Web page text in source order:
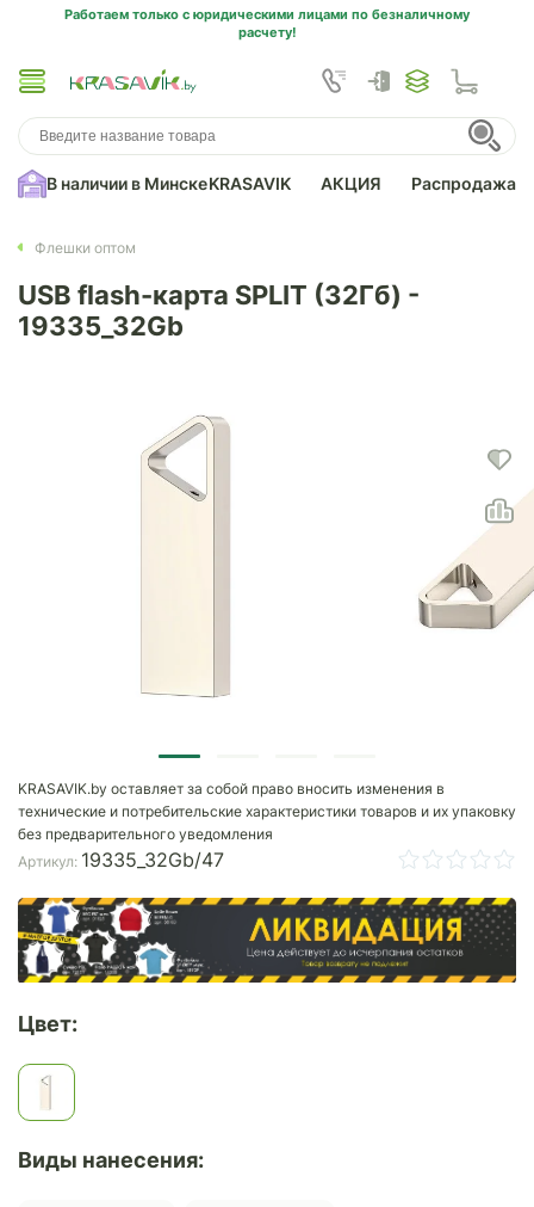
Работаем только с юридическими лицами по безналичному
расчету!
В наличии в МинскеKRASAVIK АКЦИЯ Распродажа
Флешки оптом
USB flash-карта SPLIT (32Гб) -
19335_32Gb
KRASAVIK.by оставляет за собой право вносить изменения в
технические и потребительские характеристики товаров и их упаковку
без предварительного уведомления
Артикул: 19335_32Gb/47
Цвет:
Виды нанесения: